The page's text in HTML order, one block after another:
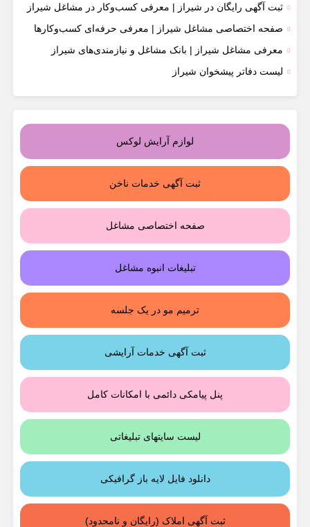
ثبت آگهی رایگان در شیراز | معرفی کسب‌وکار در مشاغل شیراز
صفحه اختصاصی مشاغل شیراز | معرفی حرفه‌ای کسب‌وکارها
معرفی مشاغل شیراز | بانک مشاغل و نیازمندی‌های شیراز
لیست دفاتر پیشخوان شیراز
لوازم آرایش لوکس
ثبت آگهی خدمات ناخن
صفحه اختصاصی مشاغل
تبلیغات انبوه مشاغل
ترمیم مو در یک جلسه
ثبت آگهی خدمات آرایشی
پنل پیامکی دائمی با امکانات کامل
لیست سایتهای تبلیغاتی
دانلود فایل لایه باز گرافیکی
ثبت آگهی املاک (رایگان و نامحدود)